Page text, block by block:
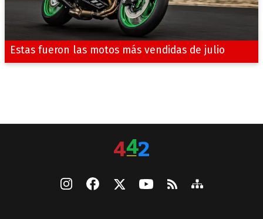
Estas fueron las motos más vendidas de julio